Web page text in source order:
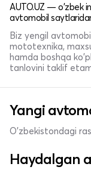
AUTO.UZ — o'zbek
avtomobil
Biz yengil
mototexnika,
hamda boshqa
tanlovini taklif
Yangi
O'zbekistondagi
Haydalgan